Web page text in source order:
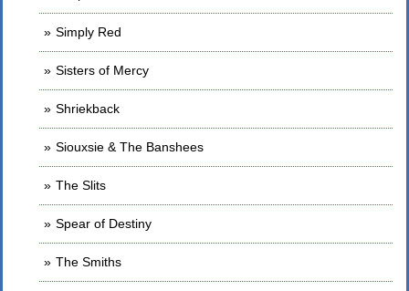
Simply Red
Sisters of Mercy
Shriekback
Siouxsie & The Banshees
The Slits
Spear of Destiny
The Smiths